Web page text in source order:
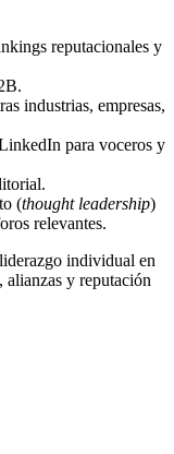
reputacionales y
industrias, empresas,
para voceros y
(thought leadership)
relevantes.
individual en
alianzas y reputación